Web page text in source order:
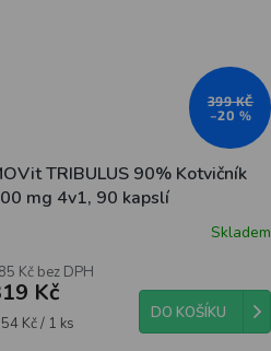
399 KČ
–20 %
TRIBULUS 90% Kotvičník
mg 4v1, 90 kapslí
Skladem
Kč bez DPH
Kč
Kč / 1 ks
DO KOŠÍKU